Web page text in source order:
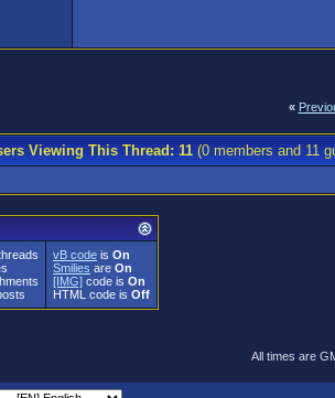
«
Viewing This Thread: 11(0 members and 11
vB code is On
Smilies are On
[IMG] code is On
HTML code is Off
All times are